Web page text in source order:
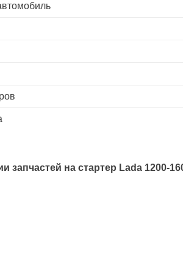
запчастей на стартер Lada 1200-